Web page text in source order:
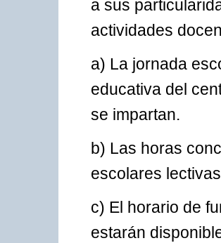
a sus
actividades
a) La jornada
educativa del
se impartan.
b) Las horas
escolares
c) El horario de
estarán